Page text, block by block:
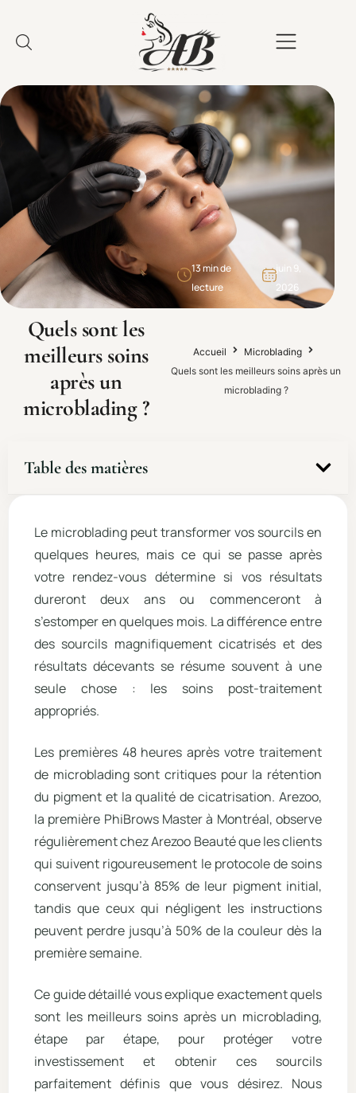
13 min de
lecture
juin 9,
2026
Quels sont les
meilleurs soins
après un
microblading ?
Accueil
Microblading
Quels sont les meilleurs soins après un
microblading ?
Table des matières
Le microblading peut transformer vos sourcils en
quelques heures, mais ce qui se passe après
votre rendez-vous détermine si vos résultats
dureront deux ans ou commenceront à
s’estomper en quelques mois. La différence entre
des sourcils magnifiquement cicatrisés et des
résultats décevants se résume souvent à une
seule chose : les soins post-traitement
appropriés.
Les premières 48 heures après votre traitement
de microblading sont critiques pour la rétention
du pigment et la qualité de cicatrisation. Arezoo,
la première PhiBrows Master à Montréal, observe
régulièrement chez Arezoo Beauté que les clients
qui suivent rigoureusement le protocole de soins
conservent jusqu’à 85% de leur pigment initial,
tandis que ceux qui négligent les instructions
peuvent perdre jusqu’à 50% de la couleur dès la
première semaine.
Ce guide détaillé vous explique exactement quels
sont les meilleurs soins après un microblading,
étape par étape, pour protéger votre
investissement et obtenir ces sourcils
parfaitement définis que vous désirez. Nous